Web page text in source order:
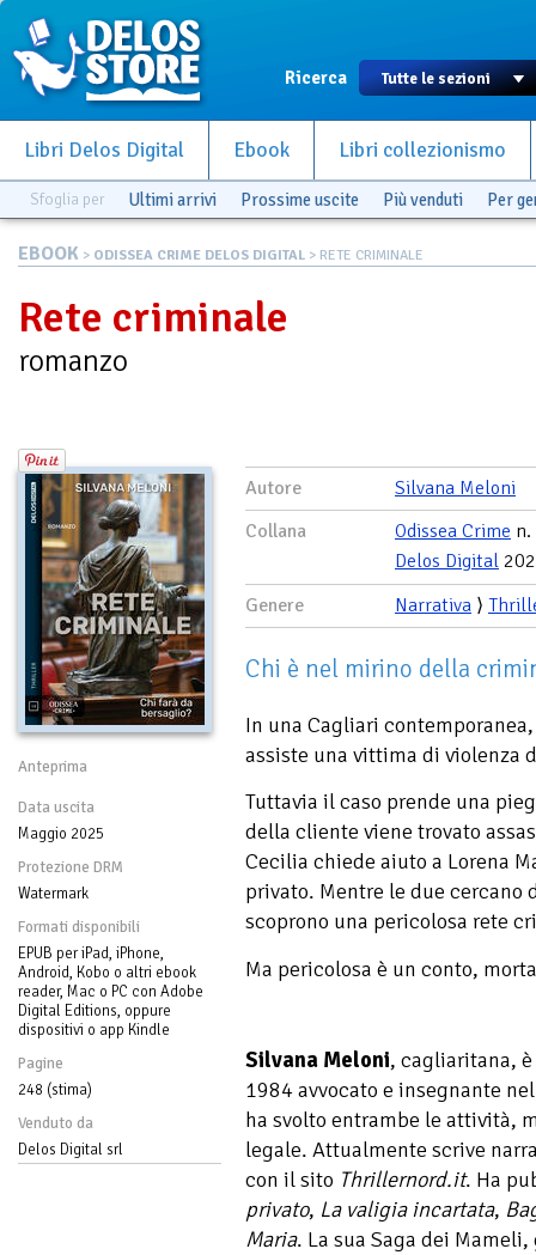
Ricerca
Libri Delos Digital Ebook Libri collezionismo
Sfoglia per Ultimi arrivi Prossime uscite Più venduti Per
EBOOK > ODISSEA CRIME DELOS DIGITAL > RETE CRIMINALE
Rete criminale
romanzo
Anteprima
Data uscita
Maggio 2025
Protezione DRM
Watermark
Formati disponibili
EPUB per iPad, iPhone,
Android, Kobo o altri ebook
reader, Mac o PC con Adobe
Digital Editions, oppure
dispositivi o app Kindle
Pagine
248 (stima)
Venduto da
Delos Digital srl
Autore
Silvana Meloni
Collana
Odissea Crime
Delos Digital
Genere
Narrativa ⟩
Chi è nel mirino della
In una Cagliari
assiste una vittima di violenza
Tuttavia il caso prende una
della cliente viene trovato
Cecilia chiede aiuto a Lorena
privato. Mentre le due cercano
scoprono una pericolosa rete
Ma pericolosa è un conto,
Silvana Meloni, cagliaritana,
1984 avvocato e insegnante
ha svolto entrambe le attività,
legale. Attualmente scrive
con il sito Thrillernord.it. Ha
privato, La valigia incartata,
Maria. La sua Saga dei